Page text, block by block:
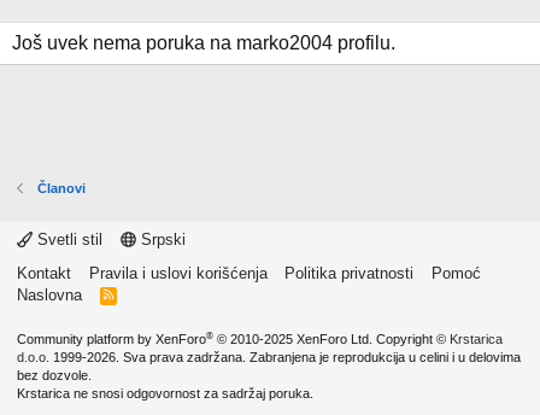
Još uvek nema poruka na marko2004 profilu.
Članovi
Svetli stil
Srpski
Kontakt
Pravila i uslovi korišćenja Politika privatnosti
Pomoć
Naslovna
R
Community platform by XenForo® © 2010-2025 XenForo Ltd. Copyright © Krstarica
d.o.o. 1999-2026. Sva prava zadržana. Zabranjena je reprodukcija u celini i u delovima
bez dozvole.
Krstarica ne snosi odgovornost za sadržaj poruka.